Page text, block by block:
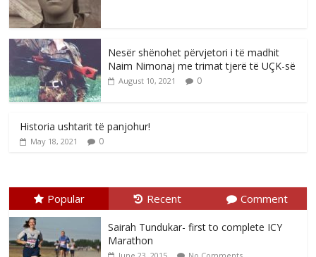
Nesër shënohet përvjetori i të madhit
Naim Nimonaj me trimat tjerë të UÇK-së
August 10, 2021 0
Historia ushtarit të panjohur!
May 18, 2021 0
Popular Recent Comment
Sairah Tundukar- first to complete ICY
Marathon